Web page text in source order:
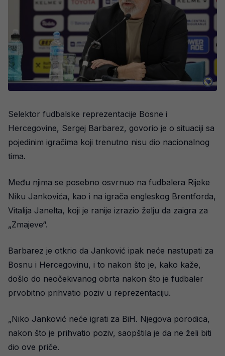
Selektor fudbalske reprezentacije Bosne i
Hercegovine, Sergej Barbarez, govorio je o situaciji sa
pojedinim igračima koji trenutno nisu dio nacionalnog
tima.
Među njima se posebno osvrnuo na fudbalera Rijeke
Niku Jankovića, kao i na igrača engleskog Brentforda,
Vitalija Janelta, koji je ranije izrazio želju da zaigra za
„Zmajeve“.
Barbarez je otkrio da Janković ipak neće nastupati za
Bosnu i Hercegovinu, i to nakon što je, kako kaže,
došlo do neočekivanog obrta nakon što je fudbaler
prvobitno prihvatio poziv u reprezentaciju.
„Niko Janković neće igrati za BiH. Njegova porodica,
nakon što je prihvatio poziv, saopštila je da ne želi biti
dio ove priče.